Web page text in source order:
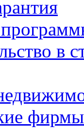
в
фирмы